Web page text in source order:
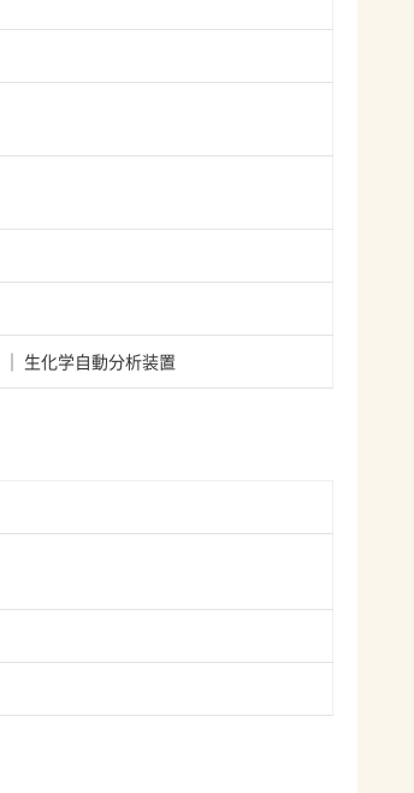
生化学自動分析装置